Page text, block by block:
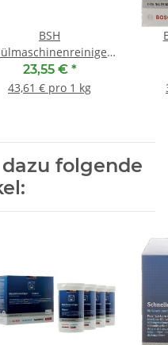
BSH
( 3er Packung -
12 x 45g ) Ersatz für
23,55 € *
43,61 € pro 1 kg
folgende